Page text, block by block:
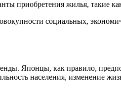
приобретения жилья, такие
социальных,
Японцы, как правило,
населения, изменение